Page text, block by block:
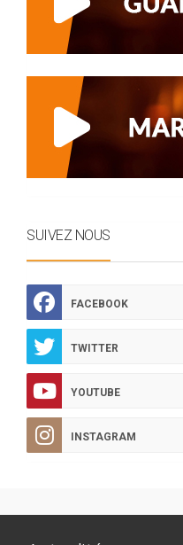
SUIVEZ NOUS
FACEBOOK
TWITTER
YOUTUBE
INSTAGRAM